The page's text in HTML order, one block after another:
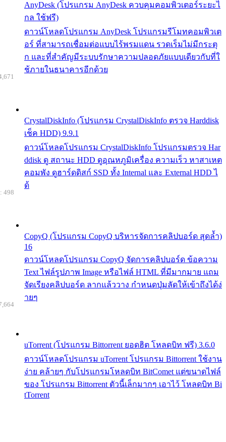
AnyDesk (โปรแกรม AnyDesk ควบคุมคอมพิวเตอร์ระยะไ
กล ใช้ฟรี)
ดาวน์โหลดโปรแกรม AnyDesk โปรแกรมรีโมทคอมพิวเต
อร์ ที่สามารถเชื่อมต่อแบบไร้พรมแดน รวดเร็มไม่มีกระตุ
ก และที่สำคัญมีระบบรักษาความปลอดภัยแบบเดียวกับที่ใ
ช้ภายในธนาคารอีกด้วย
CrystalDiskInfo (โปรแกรม CrystalDiskInfo ตรวจ Harddisk
เช็ค HDD) 9.9.1
ดาวน์โหลดโปรแกรม CrystalDiskInfo โปรแกรมตรวจ Har
ddisk ดู สถานะ HDD ดูอุณหภูมิเครื่อง ความเร็ว หาสาเหต
คอมพัง ดูฮาร์ดดิสก์ SSD ทั้ง Internal และ External HDD ไ
ด้
CopyQ (โปรแกรม CopyQ บริหารจัดการคลิปบอร์ด สุดล้ำ)
16
ดาวน์โหลดโปรแกรม CopyQ จัดการคลิปบอร์ด ข้อความ
Text ไฟล์รูปภาพ Image หรือไฟล์ HTML ที่มีมากมาย แถม
จัดเรียงคลิปบอร์ด ลากแล้ววาง กำหนดปุ่มลัดให้เข้าถึงได้ง่
ายๆ
498
uTorrent (โปรแกรม Bittorrent ยอดฮิต โหลดบิท ฟรี) 3.6.0
ดาวน์โหลดโปรแกรม uTorrent โปรแกรม Bittorrent ใช้งาน
ง่าย คล้ายๆ กับโปรแกรมโหลดบิท BitComet แต่ขนาดไฟล์
ของ โปรแกรม Bittorrent ตัวนี้เล็กมากๆ เอาไว้ โหลดบิท Bi
tTorrent